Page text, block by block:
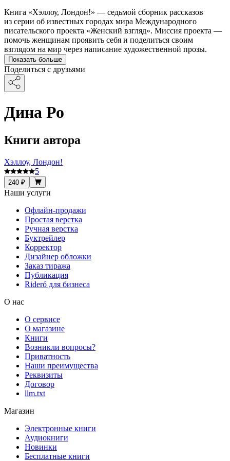
Книга «Хэллоу, Лондон!» — седьмой сборник рассказов
из серии об известных городах мира Международного
писательского проекта «Женский взгляд». Миссия проекта —
помочь женщинам проявить себя и поделиться своим
взглядом на мир через написание художественной прозы.
Показать больше
Поделиться с друзьями
Дина Ро
Книги автора
Хэллоу, Лондон!
5
240 ₽
Наши услуги
Офлайн-продажи
Простая верстка
Ручная верстка
Буктрейлер
Корректор
Дизайнер обложки
Заказ тиража
Публикация
Rideró для бизнеса
О нас
О сервисе
О магазине
Книги
Возникли вопросы?
Приватность
Наши преимущества
Реквизиты
Договор
llm.txt
Магазин
Электронные книги
Аудиокниги
Новинки
Бесплатные книги